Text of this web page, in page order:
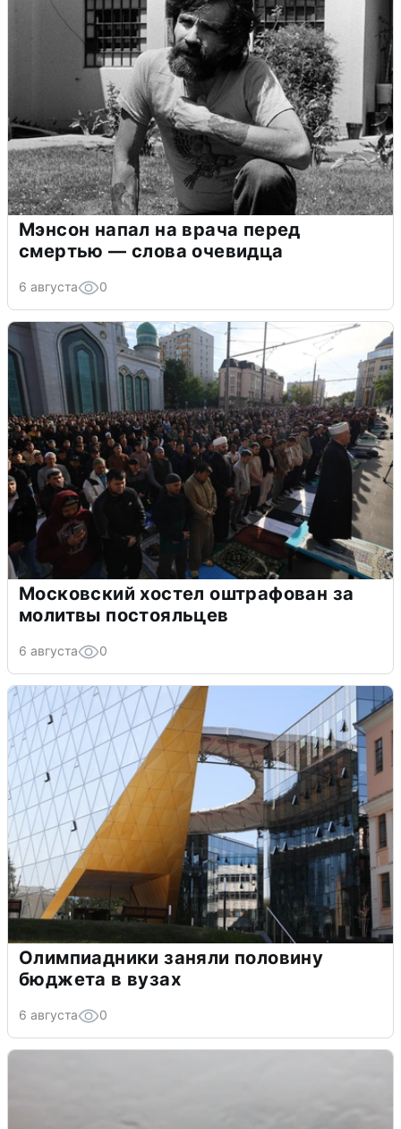
Мэнсон напал на врача перед
смертью — слова очевидца
6 августа 0
Московский хостел оштрафован за
молитвы постояльцев
6 августа 0
Олимпиадники заняли половину
бюджета в вузах
6 августа 0